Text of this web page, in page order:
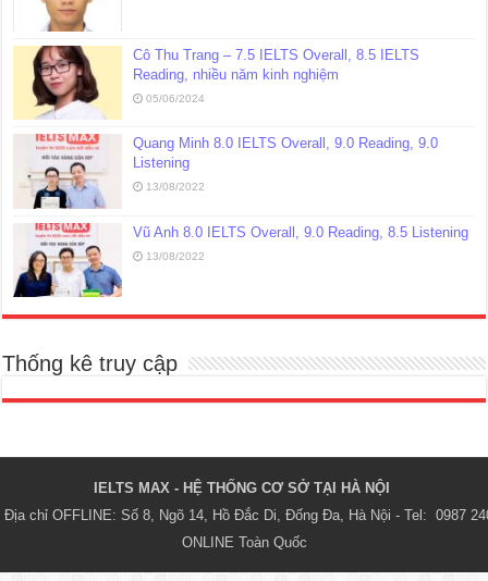
Cô Thu Trang – 7.5 IELTS Overall, 8.5 IELTS
Reading, nhiều năm kinh nghiệm
05/06/2024
Quang Minh 8.0 IELTS Overall, 9.0 Reading, 9.0
Listening
13/08/2022
Vũ Anh 8.0 IELTS Overall, 9.0 Reading, 8.5 Listening
13/08/2022
Thống kê truy cập
IELTS MAX - HỆ THỐNG CƠ SỞ TẠI HÀ NỘI
Địa chỉ OFFLINE: Số 8, Ngõ 14, Hồ Đắc Di, Đống Đa, Hà Nội - Tel:  0987